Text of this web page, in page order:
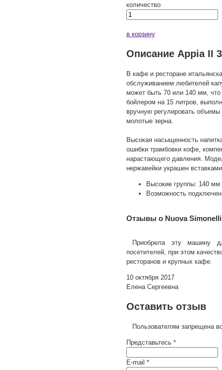
количество
в корзину
Описание Appia II
В кафе и ресторане
обслуживанием любителей
может быть 70 или 140 мм, что
бойлером на 15 литров,
вручную регулировать
молотые зерна.
Высокая насыщенность
ошибки трамбовки кофе,
нарастающего давления.
нержавейки украшен
Высокие группы: 140 мм
Возможность
Отзывы о Nuova
Приобрела эту машину
посетителей, при этом
ресторанов и крупных кафе.
10 октября 2017
Елена Сергеевна
Оставить отзыв
Пользователям запрещена
Представьтесь *
E-mail *